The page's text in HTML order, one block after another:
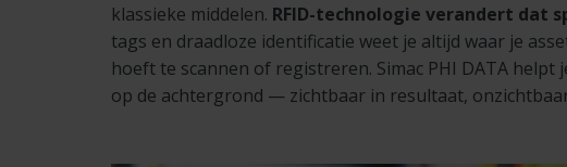
klassieke middelen. RFID-technologie verandert dat
tags en draadloze identificatie weet je altijd waar je
hoeft te scannen of registreren. Simac PHI DATA helpt
op de achtergrond — zichtbaar in resultaat,